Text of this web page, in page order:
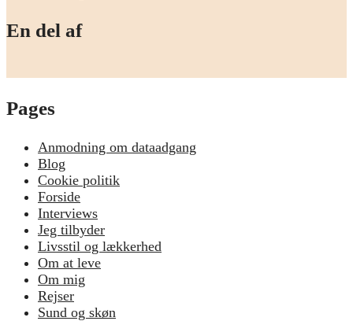
En del af
Pages
Anmodning om dataadgang
Blog
Cookie politik
Forside
Interviews
Jeg tilbyder
Livsstil og lækkerhed
Om at leve
Om mig
Rejser
Sund og skøn